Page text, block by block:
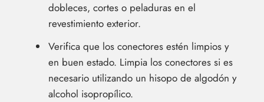
dobleces, cortes o peladuras en el
revestimiento exterior.
Verifica que los conectores estén limpios y
en buen estado. Limpia los conectores si es
necesario utilizando un hisopo de algodón y
alcohol isopropílico.